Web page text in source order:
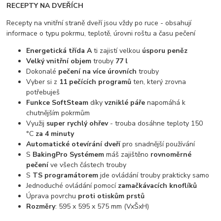
RECEPTY NA DVEŘÍCH
Recepty na vnitřní straně dveří jsou vždy po ruce - obsahují
informace o typu pokrmu, teplotě, úrovni roštu a času pečení
Energetická třída Ati zajistí velkou úsporu peněz
Velký vnitřní objem trouby 77 l
Dokonalé pečení na více úrovních trouby
Vyber si z 11 pečících programů ten, který zrovna
potřebuješ
Funkce SoftSteam díkyvzniklé páře napomáhá k
chutnějším pokrmům
Využij super rychlý ohřev- trouba dosáhne teploty 150
°C za 4 minuty
Automatické otevírání dveřípro snadnější používání
S BakingPro Systémem máš zajištěno rovnoměrné
pečeníve všech částech trouby
S TS programátorem jde ovládání trouby prakticky samo
​Jednoduché ovládání pomocí zamačkávacích knoflíků
Úprava povrchu proti otiskům prstů
Rozměry: 595 x 595 x 575 mm (VxŠxH)